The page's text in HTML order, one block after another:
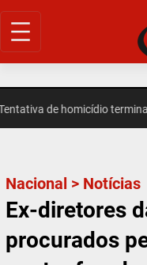
Pular
para
de homicídio termina
Nacional > Notícias
Ex-diretores
procurados